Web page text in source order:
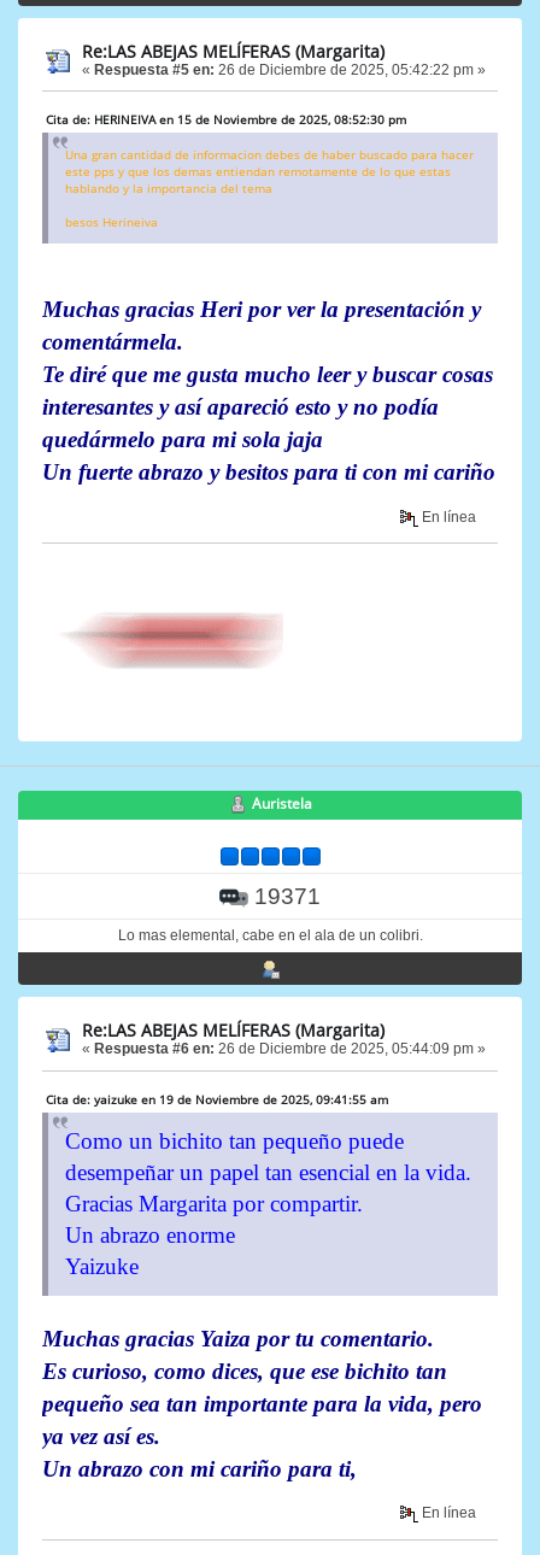
Re:LAS ABEJAS MELÍFERAS (Margarita)
« Respuesta #5 en: 26 de Diciembre de 2025, 05:42:22 pm »
Cita de: HERINEIVA en 15 de Noviembre de 2025, 08:52:30 pm
Una gran cantidad de informacion debes de haber buscado para hacer
este pps y que los demas entiendan remotamente de lo que estas
hablando y la importancia del tema
besos Herineiva
Muchas gracias Heri por ver la presentación y
comentármela.
Te diré que me gusta mucho leer y buscar cosas
interesantes y así apareció esto y no podía
quedármelo para mi sola jaja
Un fuerte abrazo y besitos para ti con mi cariño
En línea
Auristela
19371
Lo mas elemental, cabe en el ala de un colibri.
Re:LAS ABEJAS MELÍFERAS (Margarita)
« Respuesta #6 en: 26 de Diciembre de 2025, 05:44:09 pm »
Cita de: yaizuke en 19 de Noviembre de 2025, 09:41:55 am
Como un bichito tan pequeño puede
desempeñar un papel tan esencial en la vida.
Gracias Margarita por compartir.
Un abrazo enorme
Yaizuke
Muchas gracias Yaiza por tu comentario.
Es curioso, como dices, que ese bichito tan
pequeño sea tan importante para la vida, pero
ya vez así es.
Un abrazo con mi cariño para ti,
En línea